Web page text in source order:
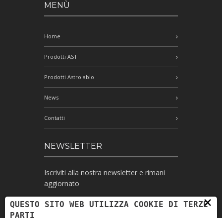
MENÙ
Home
Prodotti AST
Prodotti Astrolabio
News
Contatti
NEWSLETTER
Iscriviti alla nostra newsletter e rimani
aggiornato
×
QUESTO SITO WEB UTILIZZA COOKIE DI TERZE
PARTI